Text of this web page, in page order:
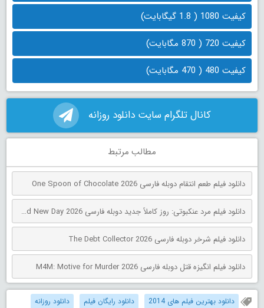
کیفیت 1080 ( 1.8 گیگابایت)
کیفیت 720 ( 870 مگابایت)
کیفیت 480 ( 470 مگابایت)
کانال تلگرام سایت دانلود روزانه
مطالب مرتبط
دانلود فیلم طعم انتقام دوبله فارسی One Spoon of Chocolate 2026
دانلود فیلم مرد عنکبوتی: روز کاملاً جدید دوبله فارسی Spider-Man: Brand New Day 2026
دانلود فیلم شرخر دوبله فارسی The Debt Collector 2026
دانلود فیلم انگیزه قتل دوبله فارسی M4M: Motive for Murder 2026
دانلود بهترین فیلم های 2014 دانلود رایگان فیلم
دانلود روزانه